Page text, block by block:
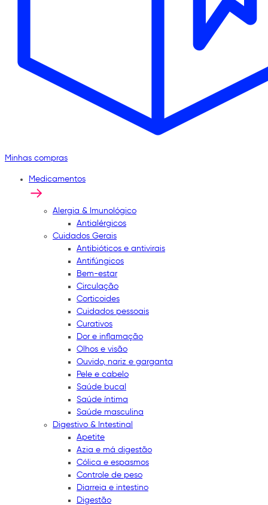
Minhas compras
Medicamentos
Alergia & Imunológico
Antialérgicos
Cuidados Gerais
Antibióticos e antivirais
Antifúngicos
Bem-estar
Circulação
Corticoides
Cuidados pessoais
Curativos
Dor e inflamação
Olhos e visão
Ouvido, nariz e garganta
Pele e cabelo
Saúde bucal
Saúde íntima
Saúde masculina
Digestivo & Intestinal
Apetite
Azia e má digestão
Cólica e espasmos
Controle de peso
Diarreia e intestino
Digestão